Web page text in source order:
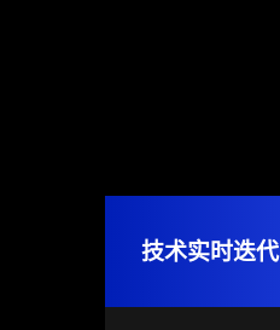
技术实时迭代